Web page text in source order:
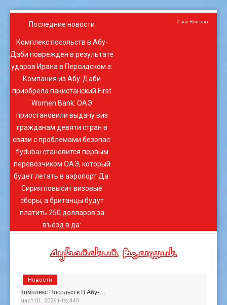
Последние новости
Комплекс посольств в Абу-
Даби поврежден в результате
ударов Ирана в Персидском з:
Компания из Абу-Даби
приобрела пакистанский First
Women Bank: ОАЭ
приостановили выдачу виз
гражданам девяти стран в
связи с проблемами безопас:
flydubai становится первым
перевозчиком ОАЭ, который
будет летать в аэропорт Да:
Сирия повысит визовые
сборы, а британцы будут
платить 250 долларов за
въезд в да:
О нас Контакт
Комплекс Посольств В Абу-…
март 01, 2026 Hits:440
Новости